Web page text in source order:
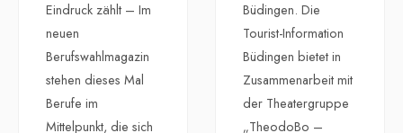
Eindruck zählt – Im
neuen
Berufswahlmagazin
stehen dieses Mal
Berufe im
Mittelpunkt, die sich
Büdingen. Die
Tourist-Information
Büdingen bietet in
Zusammenarbeit mit
der Theatergruppe
„TheodoBo –